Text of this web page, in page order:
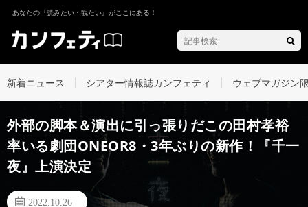
あなたの『読みたい・観たい』がここにある！
新着ニュース シアター情報誌カンフェティ ウェブマガジン
外部の脚本＆演出に引っ張りだこの田村孝裕
率いる劇団ONEOR8・3年ぶりの新作！『千一
夜』上演決定
2022.10.26